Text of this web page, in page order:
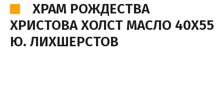
ХРАМ РОЖДЕСТВА
ХРИСТОВА ХОЛСТ МАСЛО 40Х55
Ю. ЛИХШЕРСТОВ